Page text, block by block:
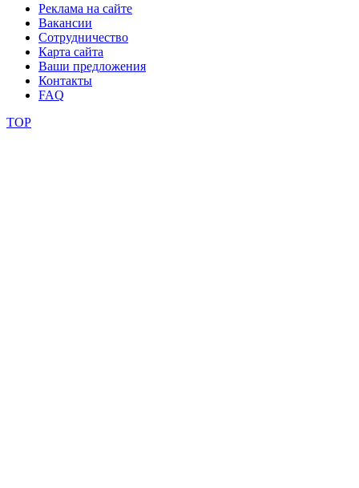
Реклама на сайте
Вакансии
Сотрудничество
Карта сайта
Ваши предложения
Контакты
FAQ
TOP